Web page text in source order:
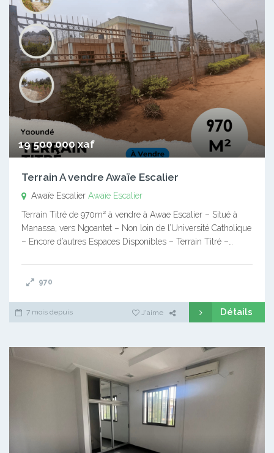
19 500 000 xaf
Terrain A vendre Awaïe Escalier
Awaïe Escalier Awaïe Escalier
Terrain Titré de 970m² à vendre à Awae Escalier – Situé à
Manassa, vers Ngoantet – Non loin de l’Université Catholique
– Encore d’autres Espaces Disponibles – Terrain Titré –…
970
7 mois depuis J'aime Détails